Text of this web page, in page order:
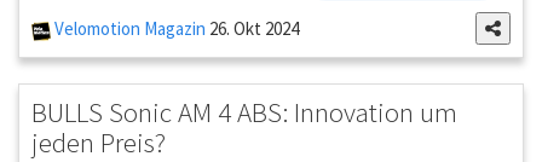
Velomotion Magazin 26. Okt 2024
BULLS Sonic AM 4 ABS: Innovation um
jeden Preis?